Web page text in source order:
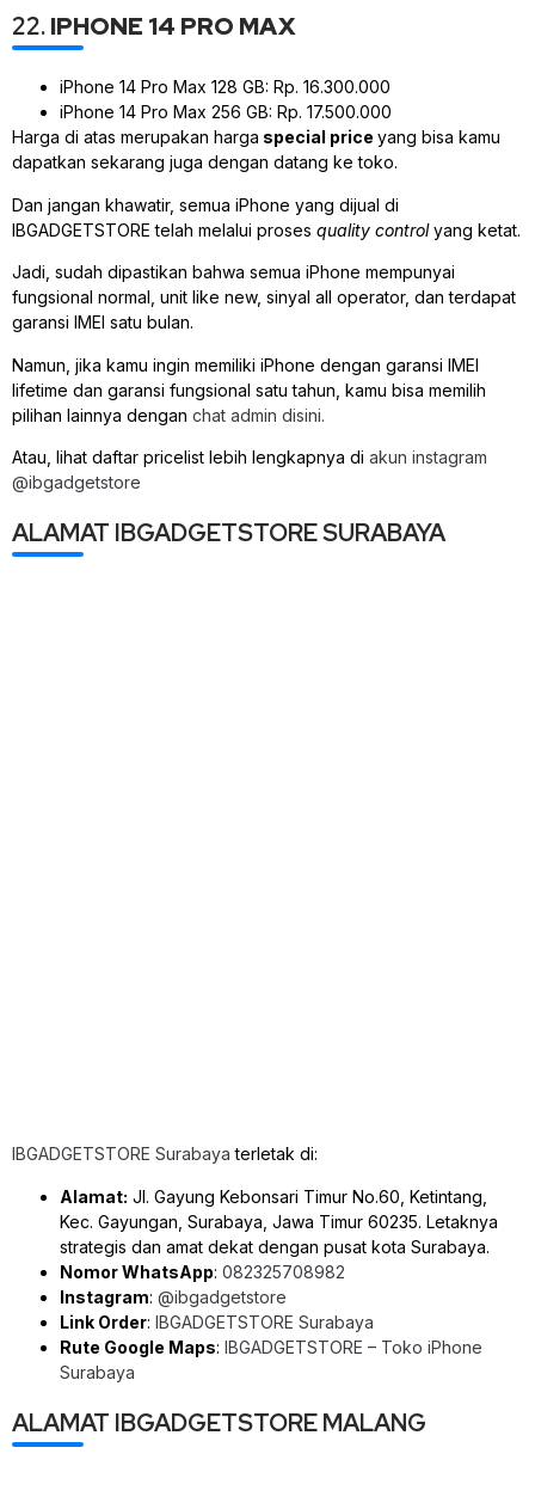
22.IPHONE 14 PRO MAX
iPhone 14 Pro Max 128 GB: Rp. 16.300.000
iPhone 14 Pro Max 256 GB: Rp. 17.500.000
Harga di atas merupakan harga special price yang bisa kamu
dapatkan sekarang juga dengan datang ke toko.
Dan jangan khawatir, semua iPhone yang dijual di
IBGADGETSTORE telah melalui proses quality controlyang ketat.
Jadi, sudah dipastikan bahwa semua iPhone mempunyai
fungsional normal, unit like new, sinyal all operator, dan terdapat
garansi IMEI satu bulan.
Namun, jika kamu ingin memiliki iPhone dengan garansi IMEI
lifetime dan garansi fungsional satu tahun, kamu bisa memilih
pilihan lainnya dengan chat admin disini.
Atau, lihat daftar pricelist lebih lengkapnya di akun instagram
@ibgadgetstore
ALAMAT IBGADGETSTORE SURABAYA
IBGADGETSTORE Surabaya terletak di:
Alamat: Jl. Gayung Kebonsari Timur No.60, Ketintang,
Kec. Gayungan, Surabaya, Jawa Timur 60235. Letaknya
strategis dan amat dekat dengan pusat kota Surabaya.
Nomor WhatsApp: 082325708982
Instagram: @ibgadgetstore
Link Order: IBGADGETSTORE Surabaya
Rute Google Maps: IBGADGETSTORE – Toko iPhone
Surabaya
ALAMAT IBGADGETSTORE MALANG